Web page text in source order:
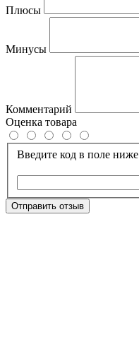
Плюсы
Минусы
Комментарий
Оценка товара
Введите код в поле ниже
Отправить отзыв